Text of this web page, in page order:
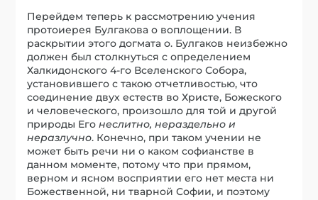
Перейдем теперь к рассмотрению учения
протоиерея Булгакова о воплощении. В
раскрытии этого догмата о. Булгаков неизбежно
должен был столкнуться с определением
Халкидонского 4-го Вселенского Собора,
установившего с такою отчетливостью, что
соединение двух естеств во Христе, Божеского
и человеческого, произошло для той и другой
природы Егонеслитно, нераздельно и
неразлучно. Конечно, при таком учении не
может быть речи ни о каком софианстве в
данном моменте, потому что при прямом,
верном и ясном восприятии его нет места ни
Божественной, ни тварной Софии, и поэтому